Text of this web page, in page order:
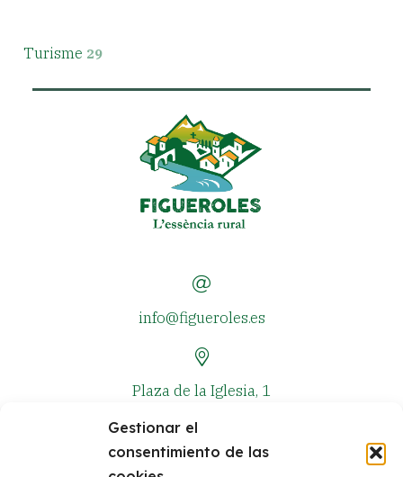
Gestionar el
consentimiento de las
Turisme 29
info@figueroles.es
Plaza de la Iglesia, 1
+34 964 381 573